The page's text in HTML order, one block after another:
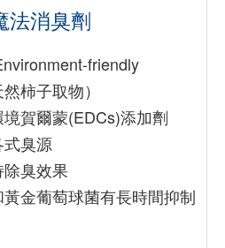
法消臭劑
friendly
柿子取物）
賀爾蒙(EDCs)添加劑
臭源
臭效果
金葡萄球菌有長時間抑制